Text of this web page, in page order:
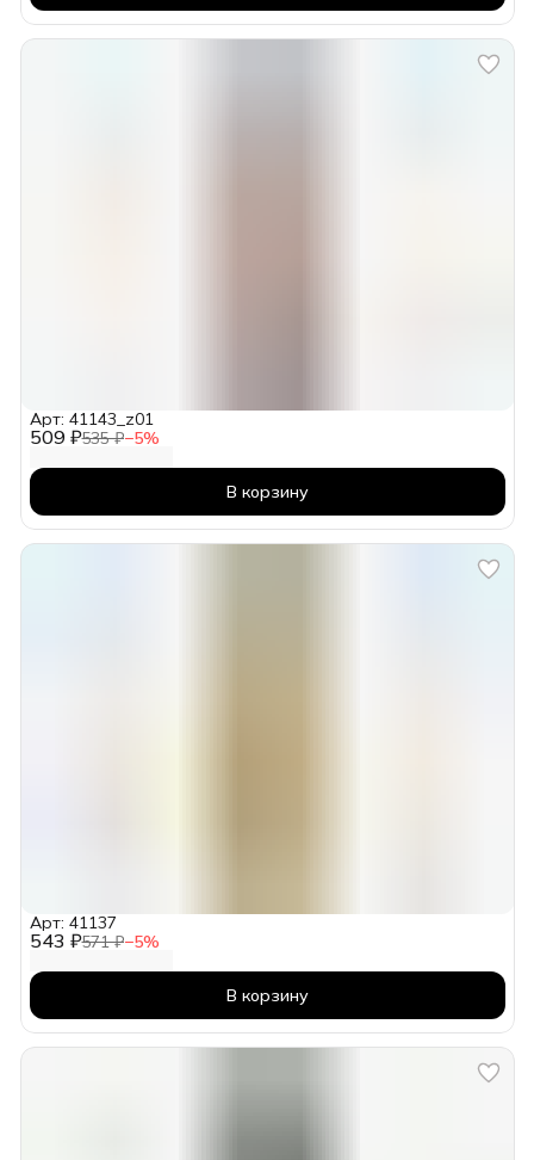
509 ₽535 ₽−5%
Арт: 41143_z01
В корзину
543 ₽571 ₽−5%
Арт: 41137
В корзину